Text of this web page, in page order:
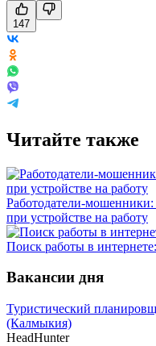
147
Читайте также
Работодатели-
при устройстве на работу
Поиск работы в
Вакансии дня
Туристический
(Калмыкия)
HeadHunter